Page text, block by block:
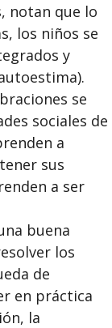
notan que lo
los niños se
y
se
sociales de
a
sus
a ser
buena
los
de
en práctica
la